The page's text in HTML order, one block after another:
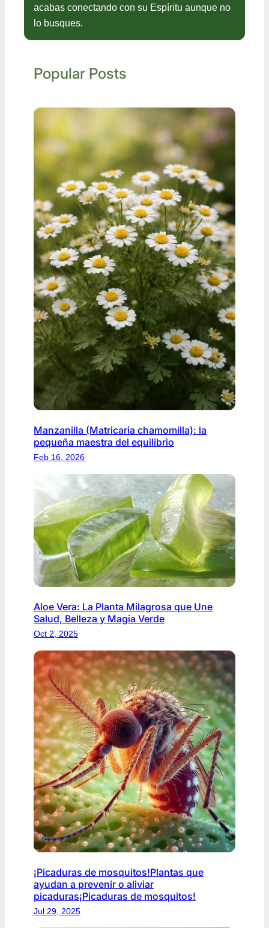
acabas conectando con su Espíritu aunque no
lo busques.
Popular Posts
Manzanilla (Matricaria chamomilla): la
pequeña maestra del equilibrio
Feb 16, 2026
Aloe Vera: La Planta Milagrosa que Une
Salud, Belleza y Magia Verde
Oct 2, 2025
¡Picaduras de mosquitos!Plantas que
ayudan a prevenir o aliviar
picaduras¡Picaduras de mosquitos!
Jul 29, 2025